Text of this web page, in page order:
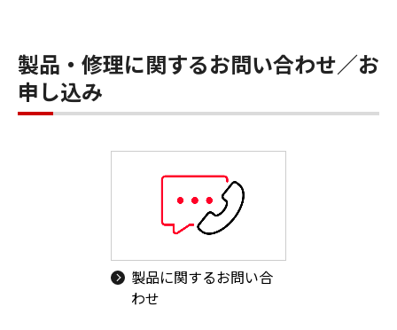
製品・修理に関するお問い合わせ／お
申し込み
製品に関するお問い合
わせ